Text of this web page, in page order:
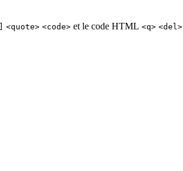
<quote> <code> et le code HTML <q> <del>